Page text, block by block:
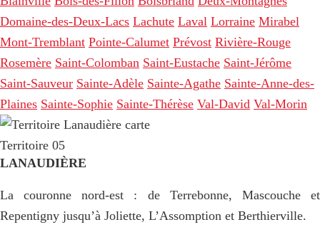
Domaine-des-Deux-Lacs Lachute Laval Lorraine Mirabel
Mont-Tremblant Pointe-Calumet Prévost Rivière-Rouge
Rosemère Saint-Colomban Saint-Eustache Saint-Jérôme
Saint-Sauveur Sainte-Adèle Sainte-Agathe Sainte-Anne-des-
Plaines Sainte-Sophie Sainte-Thérèse Val-David Val-Morin
Territoire 05
LANAUDIÈRE
La couronne nord-est : de Terrebonne, Mascouche et
Repentigny jusqu’à Joliette, L’Assomption et Berthierville.